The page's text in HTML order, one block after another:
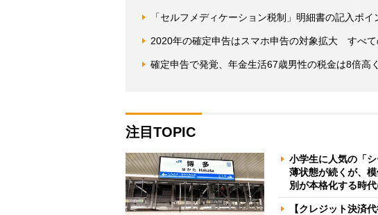
「セルフメディケーション税制」明細書の記入ポイ
2020年の確定申告はスマホ申告の対象拡大 すべて
確定申告で発覚、年金生活67歳男性の税金は8倍高
注目TOPIC
小学生に人気の「
薄状態が続くが、
別が本格化する時代
【クレジット決済